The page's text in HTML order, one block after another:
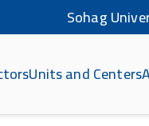
Sohag
Units and Centers